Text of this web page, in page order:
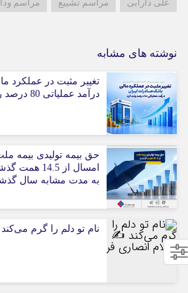
علی دارابی مراسم تشییع مراسم
نوشته های مشابه
تغییر مثبت در عملکرد
درآمد عملیاتی 80 درصد رشد کرد
حق بیمه تولیدی بیمه
به مدت مشابه سال
نام تو دلم را گرم می‌کند ✍️ اسلام انصاری فر